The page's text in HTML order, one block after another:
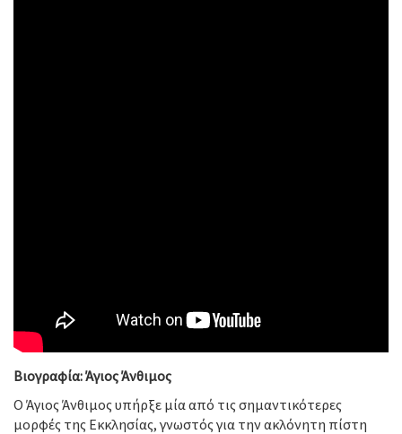
Βιογραφία: Άγιος Άνθιμος
Ο Άγιος Άνθιμος υπήρξε μία από τις σημαντικότερες
μορφές της Εκκλησίας, γνωστός για την ακλόνητη πίστη